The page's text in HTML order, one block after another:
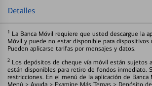
Detalles
1 La Banca Móvil requiere que usted descargue la
Móvil y puede no estar disponible para dispositivos
Pueden aplicarse tarifas por mensajes y datos.
2 Los depósitos de cheque vía móvil están sujetos
están disponibles para retiro de fondos inmediato.
restricciones. En el menú de la aplicación de Banca
Menú > Ayuda > Examine Más Temas > Depósito